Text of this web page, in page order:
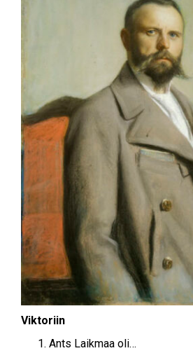
Viktoriin
Ants Laikmaa oli…